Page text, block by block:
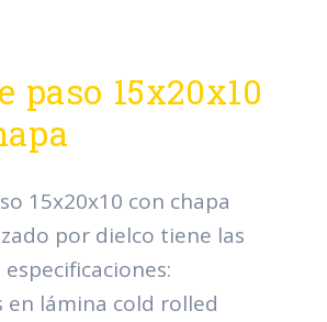
paso 15x20x10
15x20x10 con chapa
por dielco tiene las
en lámina cold rolled